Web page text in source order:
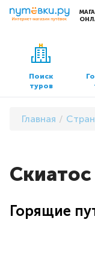
Сервисы
Бронирование
Трансфер
Поиск
туров
Главная
Скиатос
Горящие